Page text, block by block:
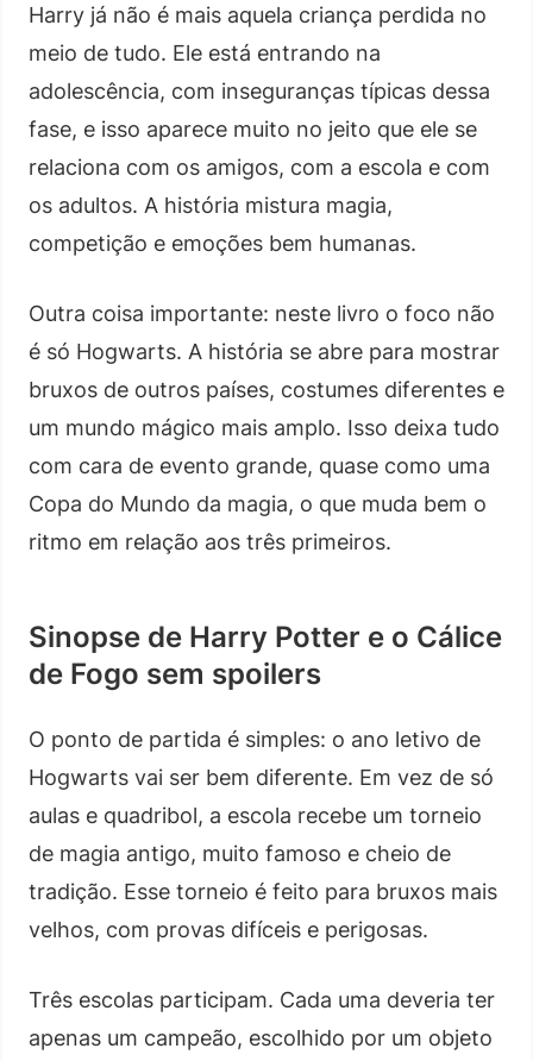
Harry já não é mais aquela criança perdida no
meio de tudo. Ele está entrando na
adolescência, com inseguranças típicas dessa
fase, e isso aparece muito no jeito que ele se
relaciona com os amigos, com a escola e com
os adultos. A história mistura magia,
competição e emoções bem humanas.
Outra coisa importante: neste livro o foco não
é só Hogwarts. A história se abre para mostrar
bruxos de outros países, costumes diferentes e
um mundo mágico mais amplo. Isso deixa tudo
com cara de evento grande, quase como uma
Copa do Mundo da magia, o que muda bem o
ritmo em relação aos três primeiros.
Sinopse de Harry Potter e o Cálice
de Fogo sem spoilers
O ponto de partida é simples: o ano letivo de
Hogwarts vai ser bem diferente. Em vez de só
aulas e quadribol, a escola recebe um torneio
de magia antigo, muito famoso e cheio de
tradição. Esse torneio é feito para bruxos mais
velhos, com provas difíceis e perigosas.
Três escolas participam. Cada uma deveria ter
apenas um campeão, escolhido por um objeto